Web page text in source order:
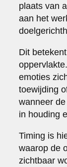
plaats van
aan het
Dit
emoties
toewijding
wanneer
in houding
Timing is
waarop de
zichtbaar